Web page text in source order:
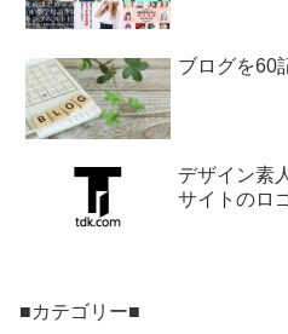
ブログを60
デザイン素
サイトのロ
■カテゴリー■